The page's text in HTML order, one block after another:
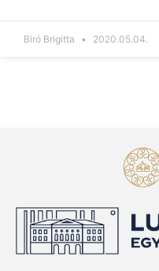
Bíró Brigitta 2020.05.04.